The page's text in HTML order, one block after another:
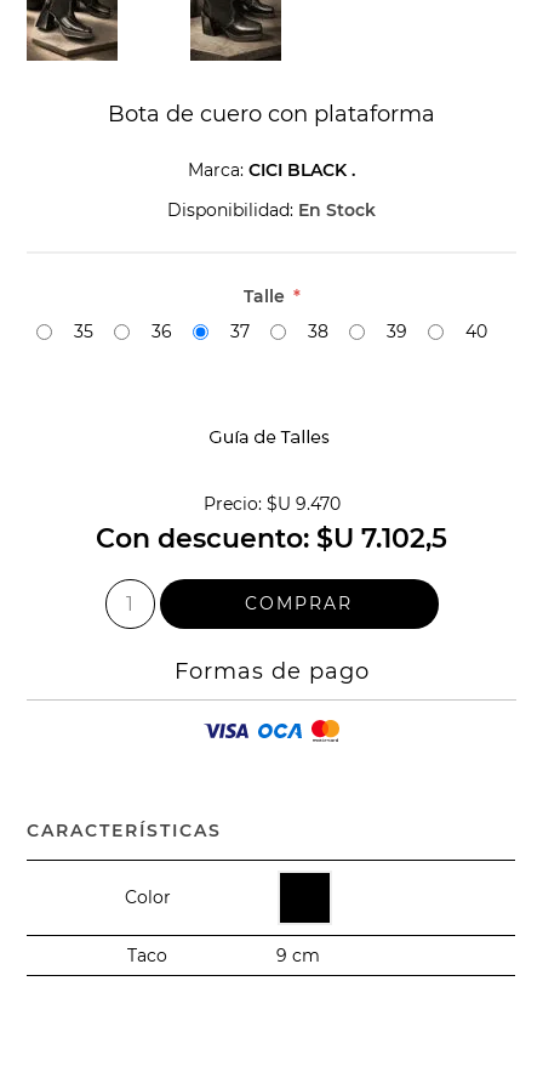
Bota de cuero con plataforma
Marca: CICI BLACK .
Disponibilidad: En Stock
Talle *
35
36 37 38 39 40
Precio: $U 9.470
Con descuento: $U 7.102,5
Formas de pago
CARACTERÍSTICAS
Color
Taco 9 cm